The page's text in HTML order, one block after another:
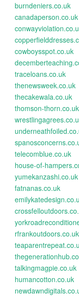
burndeniers.co.uk
canadaperson.co.uk
cowboysspot.co.uk
traceloans.co.uk
thenewsweek.co.uk
thecakewala.co.uk
thomson-thorn.co.uk
telecomblue.co.uk
house-of-
yumekanzashi.co.uk
fatnanas.co.uk
rfrankoutdoors.co.uk
talkingmagpie.co.uk
humancotton.co.uk